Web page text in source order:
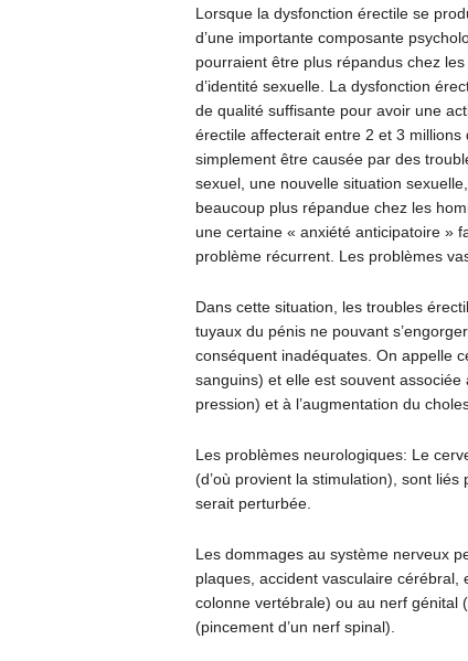
Lorsque la dysfonction érectile se
d’une importante composante
pourraient être plus répandus chez
d’identité sexuelle. La dysfonction
de qualité suffisante pour avoir une
érectile affecterait entre 2 et 3 millions
simplement être causée par des
sexuel, une nouvelle situation
beaucoup plus répandue chez les
une certaine « anxiété anticipatoire »
problème récurrent. Les problèmes
Dans cette situation, les troubles
tuyaux du pénis ne pouvant
conséquent inadéquates. On appelle
sanguins) et elle est souvent
pression) et à l’augmentation du
Les problèmes neurologiques: Le
(d’où provient la stimulation), sont
serait perturbée.
Les dommages au système nerveux
plaques, accident vasculaire
colonne vertébrale) ou au nerf génital
(pincement d’un nerf spinal).